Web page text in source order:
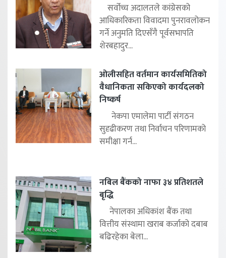
सर्वोच्च अदालतले कांग्रेसको
आधिकारिकता विवादमा पुनरावलोकन
गर्ने अनुमति दिएसँगै पूर्वसभापति
शेरबहादुर...
ओलीसहित वर्तमान कार्यसमितिको
वैधानिकता सकिएको कार्यदलको
निष्कर्ष
नेकपा एमालेमा पार्टी संगठन
सुदृढीकरण तथा निर्वाचन परिणामको
समीक्षा गर्न...
नबिल बैंकको नाफा ३४ प्रतिशतले
बृद्धि
नेपालका अधिकांश बैंक तथा
वित्तीय संस्थामा खराब कर्जाको दबाब
बढिरहेका बेला...